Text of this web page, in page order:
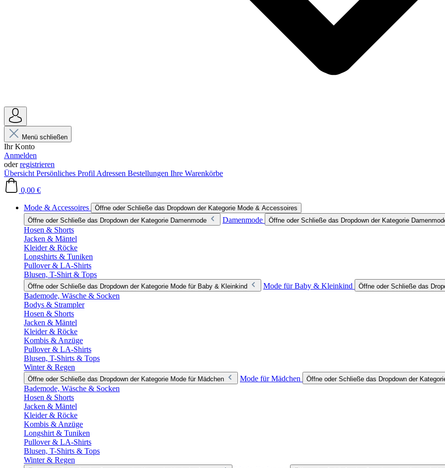
Menü schließen
Ihr Konto
Anmelden
oderregistrieren
Übersicht Persönliches Profil Adressen Bestellungen Ihre Warenkörbe
0,00 €
Mode & Accessoires
Öffne oder Schließe das Dropdown der Kategorie Mode & Accessoires
Öffne oder Schließe das Dropdown der Kategorie Damenmode
Damenmode Öffne oder Schließe das Dropdown der Kategorie
Hosen & Shorts
Jacken & Mäntel
Kleider & Röcke
Longshirts & Tuniken
Pullover & LA-Shirts
Blusen, T-Shirt & Tops
Öffne oder Schließe das Dropdown der Kategorie Mode für Baby & Kleinkind Mode für Baby & Kleinkind Öffne oder Schließe das
Bademode, Wäsche & Socken
Bodys & Strampler
Hosen & Shorts
Jacken & Mäntel
Kleider & Röcke
Kombis & Anzüge
Pullover & LA-Shirts
Blusen, T-Shirts & Tops
Winter & Regen
Öffne oder Schließe das Dropdown der Kategorie Mode für Mädchen Mode für Mädchen Öffne oder Schließe das Dropdown der
Bademode, Wäsche & Socken
Hosen & Shorts
Jacken & Mäntel
Kleider & Röcke
Kombis & Anzüge
Longshirt & Tuniken
Pullover & LA-Shirts
Blusen, T-Shirts & Tops
Winter & Regen